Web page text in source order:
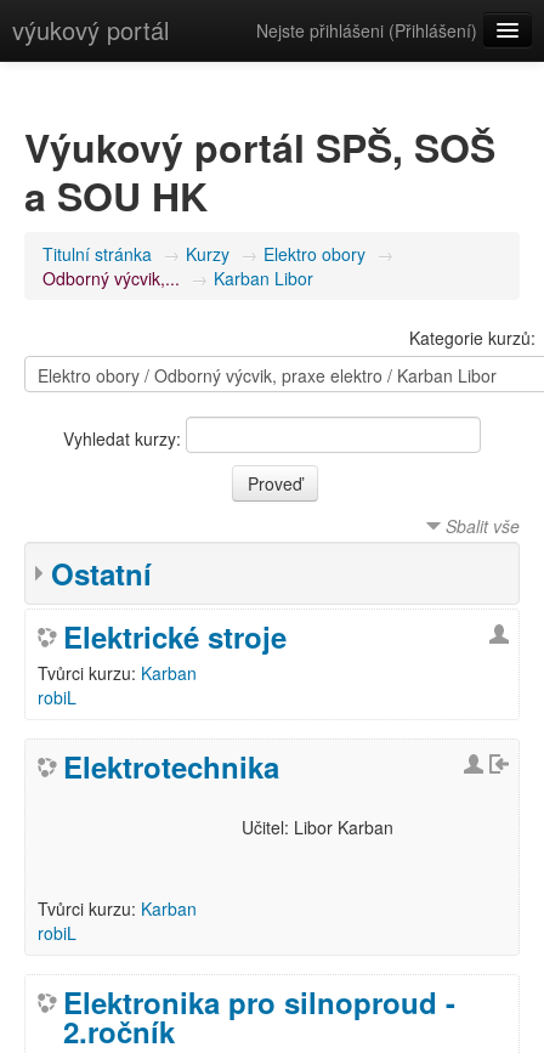
výukový portál Nejste přihlášeni (Přihlášení)
Výukový portál SPŠ, SOŠ
a SOU HK
Titulní stránka → Kurzy → Elektro obory →
Odborný výcvik,... → Karban Libor
Kategorie kurzů:
Vyhledat kurzy:
Sbalit vše
Ostatní
Elektrické stroje
Tvůrci kurzu: Karban
robiL
Elektrotechnika
Učitel: Libor Karban
Tvůrci kurzu: Karban
robiL
Elektronika pro silnoproud -
2.ročník